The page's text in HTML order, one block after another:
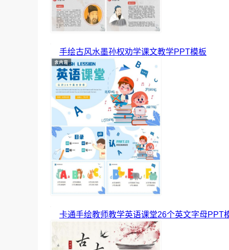
手绘古风水墨孙权劝学课文教学PPT模板
卡通手绘教师教学英语课堂26个英文字母PPT